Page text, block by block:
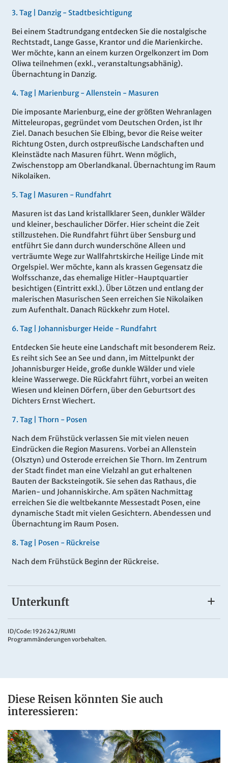
3. Tag | Danzig - Stadtbesichtigung
Bei einem Stadtrundgang entdecken Sie die nostalgische
Rechtstadt, Lange Gasse, Krantor und die Marienkirche.
Wer möchte, kann an einem kurzen Orgelkonzert im Dom
Oliwa teilnehmen (exkl., veranstaltungsabhänig).
Übernachtung in Danzig.
4. Tag | Marienburg - Allenstein - Masuren
Die imposante Marienburg, eine der größten Wehranlagen
Mitteleuropas, gegründet vom Deutschen Orden, ist Ihr
Ziel. Danach besuchen Sie Elbing, bevor die Reise weiter
Richtung Osten, durch ostpreußische Landschaften und
Kleinstädte nach Masuren führt. Wenn möglich,
Zwischenstopp am Oberlandkanal. Übernachtung im Raum
Nikolaiken.
5. Tag | Masuren - Rundfahrt
Masuren ist das Land kristallklarer Seen, dunkler Wälder
und kleiner, beschaulicher Dörfer. Hier scheint die Zeit
stillzustehen. Die Rundfahrt führt über Sensburg und
entführt Sie dann durch wunderschöne Alleen und
verträumte Wege zur Wallfahrtskirche Heilige Linde mit
Orgelspiel. Wer möchte, kann als krassen Gegensatz die
Wolfsschanze, das ehemalige Hitler-Hauptquartier
besichtigen (Eintritt exkl.). Über Lötzen und entlang der
malerischen Masurischen Seen erreichen Sie Nikolaiken
zum Aufenthalt. Danach Rückkehr zum Hotel.
6. Tag | Johannisburger Heide - Rundfahrt
Entdecken Sie heute eine Landschaft mit besonderem Reiz.
Es reiht sich See an See und dann, im Mittelpunkt der
Johannisburger Heide, große dunkle Wälder und viele
kleine Wasserwege. Die Rückfahrt führt, vorbei an weiten
Wiesen und kleinen Dörfern, über den Geburtsort des
Dichters Ernst Wiechert.
7. Tag | Thorn - Posen
Nach dem Frühstück verlassen Sie mit vielen neuen
Eindrücken die Region Masurens. Vorbei an Allenstein
(Olsztyn) und Osterode erreichen Sie Thorn. Im Zentrum
der Stadt findet man eine Vielzahl an gut erhaltenen
Bauten der Backsteingotik. Sie sehen das Rathaus, die
Marien- und Johanniskirche. Am späten Nachmittag
erreichen Sie die weltbekannte Messestadt Posen, eine
dynamische Stadt mit vielen Gesichtern. Abendessen und
Übernachtung im Raum Posen.
8. Tag | Posen - Rückreise
Nach dem Frühstück Beginn der Rückreise.
Unterkunft
Sehr gute Mittelklassehotels
Sie wohnen durchgehend in sehr guten Mittelklassehotels
mit Bad oder DU/WC, Telefon und TV.
ID/Code: 1926242/RUM1
Programmänderungen vorbehalten.
Diese Reisen könnten Sie auch
interessieren: